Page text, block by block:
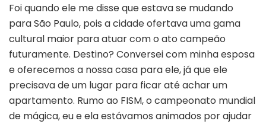
Foi quando ele me disse que estava se mudando
para São Paulo, pois a cidade ofertava uma gama
cultural maior para atuar com o ato campeão
futuramente. Destino? Conversei com minha esposa
e oferecemos a nossa casa para ele, já que ele
precisava de um lugar para ficar até achar um
apartamento. Rumo ao FISM, o campeonato mundial
de mágica, eu e ela estávamos animados por ajudar